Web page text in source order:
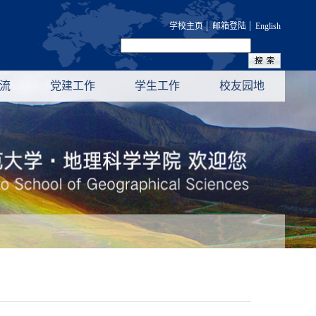
学校主页| 邮箱登陆 | English
党建工作 学生工作 校友园地